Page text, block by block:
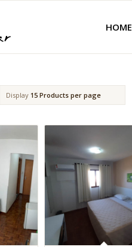
HOME
Display 15 Products per page